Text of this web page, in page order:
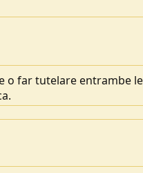
o far tutelare entrambe le